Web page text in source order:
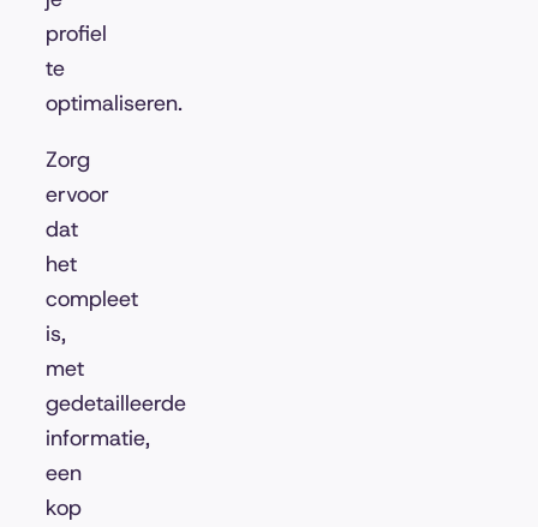
profiel
te
optimaliseren.
Zorg
ervoor
dat
het
compleet
is,
met
gedetailleerde
informatie,
een
kop